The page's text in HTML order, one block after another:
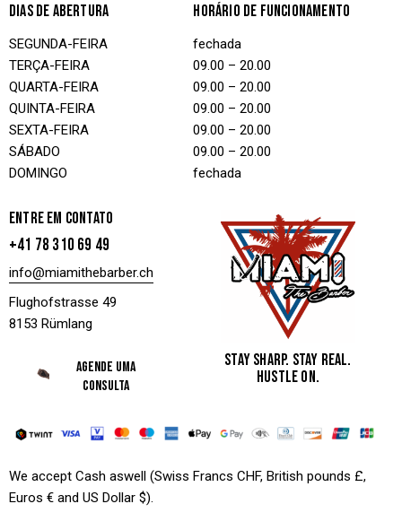
DIAS DE ABERTURA
SEGUNDA-FEIRA
TERÇA-FEIRA
QUARTA-FEIRA
QUINTA-FEIRA
SEXTA-FEIRA
SÁBADO
DOMINGO
HORÁRIO DE FUNCIONAMENTO
fechada
09.00 – 20.00
09.00 – 20.00
09.00 – 20.00
09.00 – 20.00
09.00 – 20.00
fechada
ENTRE EM CONTATO
+41 78 310 69 49
info@miamithebarber.ch
Flughofstrasse 49
8153 Rümlang
AGENDE UMA
CONSULTA
STAY SHARP. STAY REAL.
HUSTLE ON.
We accept Cash aswell (Swiss Francs CHF, British pounds £,
Euros € and US Dollar $).